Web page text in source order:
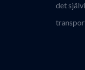
det